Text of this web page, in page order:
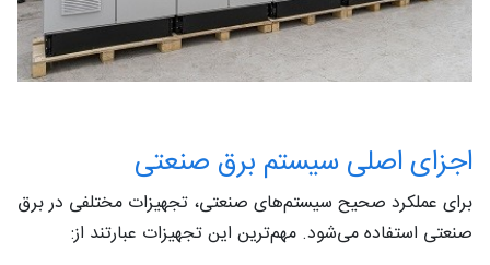
اجزای اصلی سیستم‌ برق صنعتی
برای عملکرد صحیح سیستم‌های صنعتی، تجهیزات مختلفی در برق
صنعتی استفاده می‌شود. مهم‌ترین این تجهیزات عبارتند از: